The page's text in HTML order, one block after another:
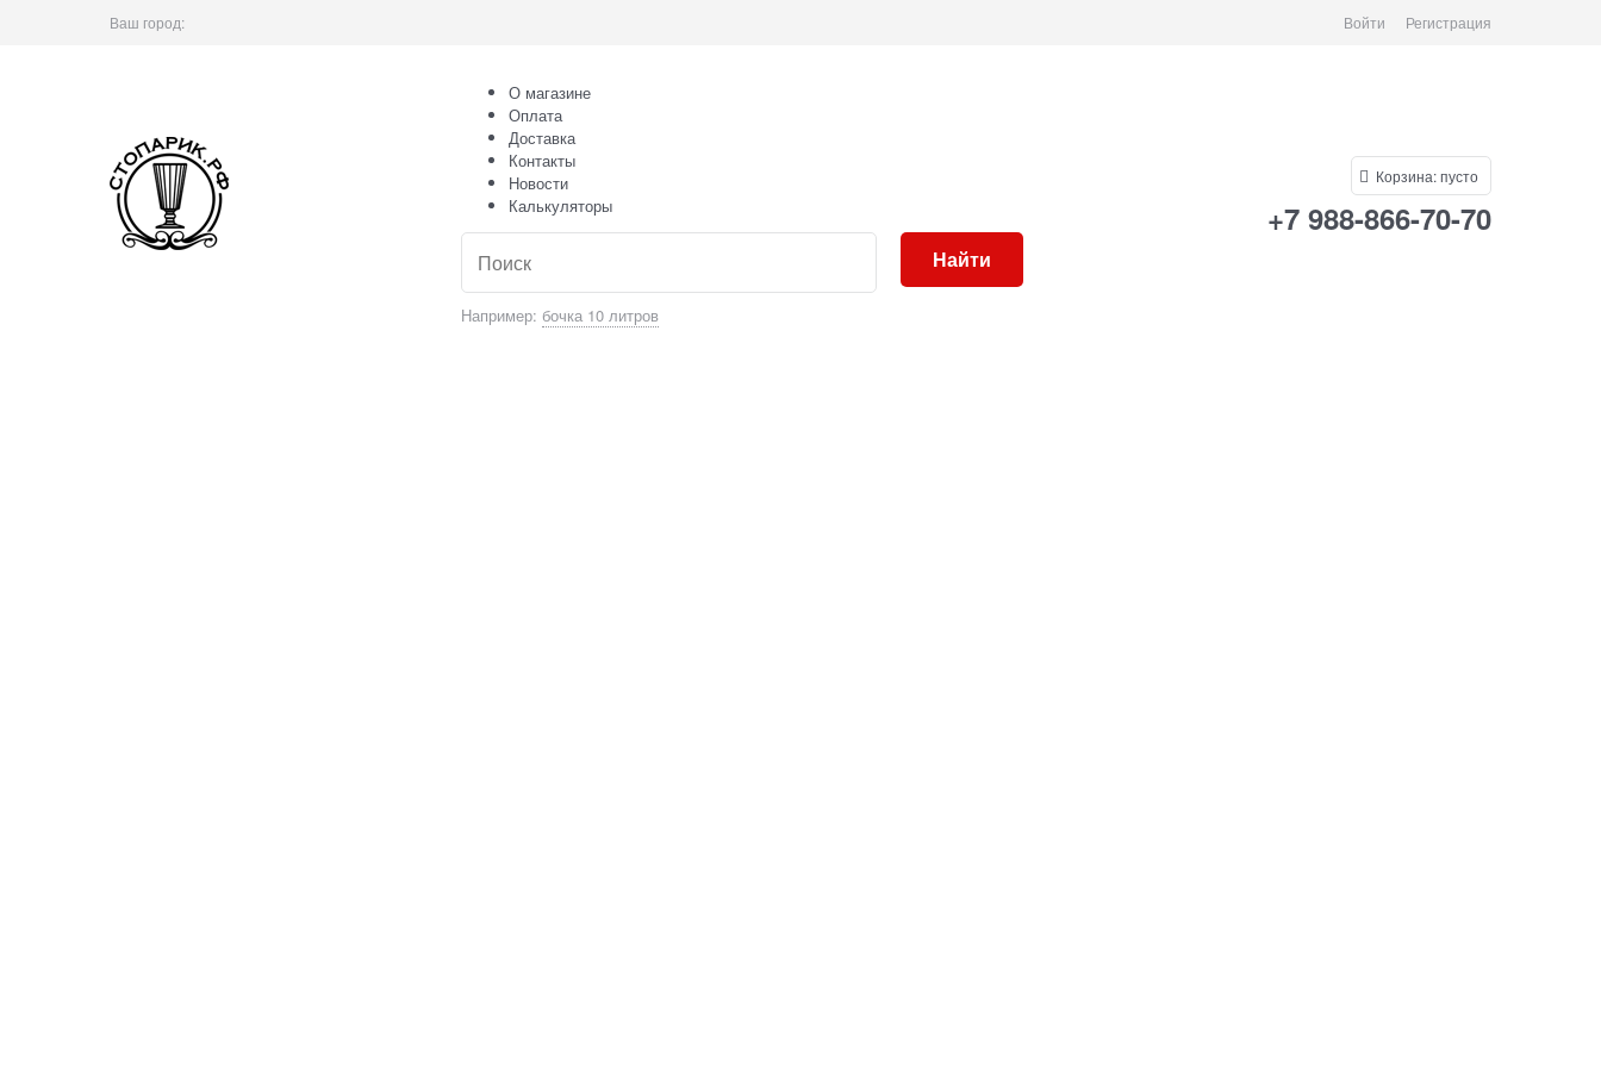
Ваш город: Войти Регистрация
О магазине
Оплата
Доставка
Контакты
Новости
Калькуляторы
Например: бочка 10 литров
Найти
Корзина:пусто
+7 988-866-70-70